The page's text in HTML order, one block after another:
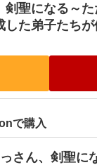
剣聖になる～
した弟子たち
で購入
っさん、剣聖に